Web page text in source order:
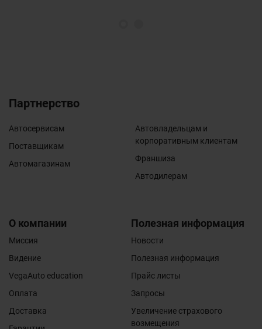
Партнерство
Автосервисам
Поставщикам
Автомагазинам
Автовладельцам и
корпоративным клиентам
Франшиза
Автодилерам
О компании
Миссия
Видение
VegaAuto education
Оплата
Доставка
Полезная информация
Новости
Полезная информация
Прайс листы
Запросы
Увеличение страхового
возмещения